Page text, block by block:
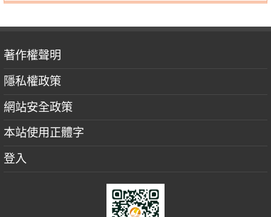
著作權聲明
隱私權政策
網站安全政策
本站使用正體字
登入